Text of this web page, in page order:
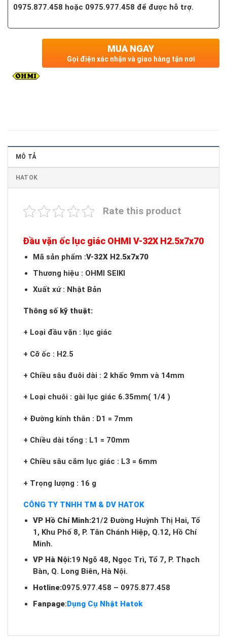
0975.877.458 hoặc 0975.977.458 để được hỗ trợ.
MUA NGAY
Gọi điện xác nhận và giao hàng tận nơi
MÔ TẢ
HATOK
Rate this product
Đầu vặn ốc lục giác OHMI V-32X H2.5x7x70
Mã sản phẩm :V-32X H2.5x7x70
Thương hiệu : OHMI SEIKI
Xuất xứ : Nhật Bản
Thông số kỹ thuật:
+ Loại đầu vặn : lục giác
+ Cỡ ốc : H2.5
+ Chiều sâu đuôi dài : 2 khấc 9mm và 14mm
+ Loại chuôi : gài lục giác 6.35mm( 1/4 )
+ Đường kính thân : D1 = 7mm
+ Chiều dài tổng : L1 = 70mm
+ Chiều sâu cắm lục giác : L3 = 6mm
+ Trọng lượng : 16 g
CÔNG TY TNHH TM & DV HATOK
VP Hồ Chí Minh:21/2 Đường Huỳnh Thị Hai, Tổ
1, Khu Phố 8, P. Tân Chánh Hiệp, Q.12, Hồ Chí
Minh.
VP Hà Nội:19 Ngõ 48, Ngọc Trì, Tổ 7, P. Thạch
Bàn, Q. Long Biên, Hà Nội.
Hotline:0975.977.458 – 0975.877.458
Fanpage: Dụng Cụ Nhật Hatok